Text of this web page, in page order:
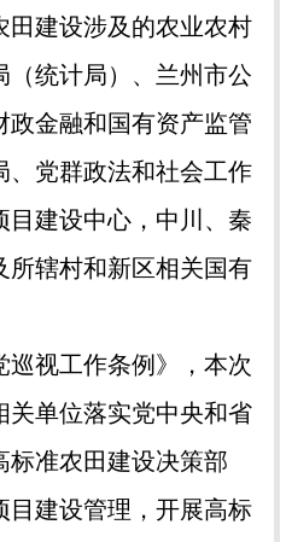
田建设涉及的农业农村
（统计局）、兰州市公
政金融和国有资产监管
、党群政法和社会工作
目建设中心，中川、秦
所辖村和新区相关国有
视工作条例》，本次
关单位落实党中央和省
标准农田建设决策部
目建设管理，开展高标